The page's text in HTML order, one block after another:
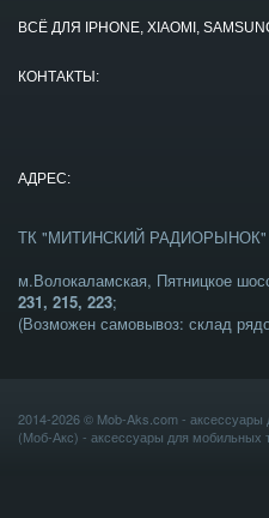
ВСЁ ДЛЯ IPHONE, XIAOMI,
2014-2026 © Mob-Aks.com-
(Моб-Акс) - аксессуары для мобильных
КОНТАКТЫ:
АДРЕС:
ТК "МИТИНСКИЙ РАДИОРЫНОК"
м.Волокаламская, Пятницкое
231, 215, 223;
(Возможен самовывоз: склад